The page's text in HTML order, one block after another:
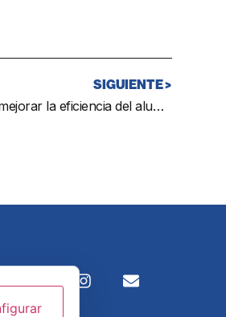
SIGUIENTE >
El consistorio licita la realización de una auditoría para mejorar la eficiencia del alumbrado público